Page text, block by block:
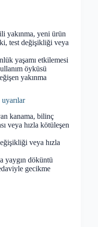
yakınma, yeni ürün
test değişikliği veya
yaşamı etkilemesi
öyküsü
yakınma
kanama, bilinç
veya hızla kötüleşen
veya hızla
yaygın döküntü
gecikme